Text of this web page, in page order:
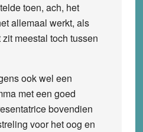
toen, ach, het
allemaal werkt, als
meestal toch tussen
ook wel een
met een goed
bovendien
voor het oog en